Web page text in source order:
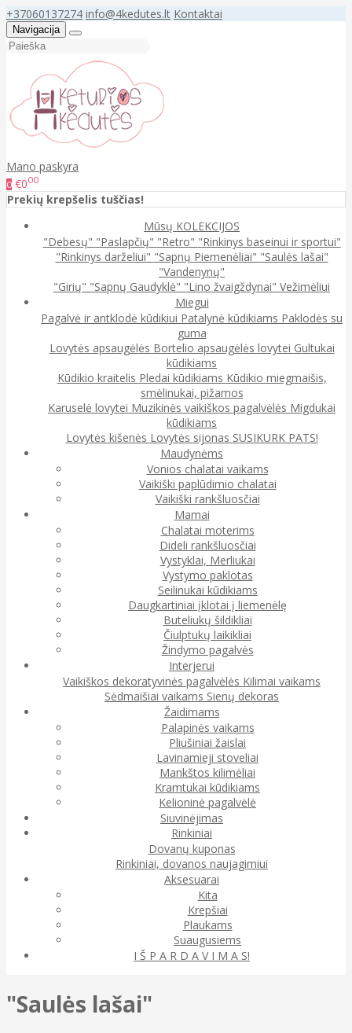
+37060137274 info@4kedutes.lt Kontaktai
Navigacija
Mano paskyra
0 €000
Prekių krepšelis tuščias!
Mūsų KOLEKCIJOS
"Debesų" "Paslapčių" "Retro" "Rinkinys baseinui ir sportui"
"Rinkinys darželiui" "Sapnų Piemenėliai" "Saulės lašai"
"Vandenynų"
"Girių" "Sapnų Gaudyklė" "Lino žvaigždynai" Vežimėliui
Miegui
Pagalvė ir antklodė kūdikiui Patalynė kūdikiams Paklodės su
guma
Lovytės apsaugėlės Bortelio apsaugėlės lovytei Gultukai
kūdikiams
Kūdikio kraitelis Pledai kūdikiams Kūdikio miegmaišis,
smėlinukai, pižamos
Karuselė lovytei Muzikinės vaikiškos pagalvėlės Migdukai
kūdikiams
Lovytės kišenės Lovytės sijonas SUSIKURK PATS!
Maudynėms
Vonios chalatai vaikams
Vaikiški paplūdimio chalatai
Vaikiški rankšluosčiai
Mamai
Chalatai moterims
Dideli rankšluosčiai
Vystyklai, Merliukai
Vystymo paklotas
Seilinukai kūdikiams
Daugkartiniai įklotai į liemenėlę
Buteliukų šildikliai
Čiulptukų laikikliai
Žindymo pagalvės
Interjerui
Vaikiškos dekoratyvinės pagalvėlės Kilimai vaikams
Sėdmaišiai vaikams Sienų dekoras
Žaidimams
Palapinės vaikams
Pliušiniai žaislai
Lavinamieji stoveliai
Mankštos kilimėliai
Kramtukai kūdikiams
Kelioninė pagalvėlė
Siuvinėjimas
Rinkiniai
Dovanų kuponas
Rinkiniai, dovanos naujagimiui
Aksesuarai
Kita
Krepšiai
Plaukams
Suaugusiems
I Š P A R D A V I M A S!
"Saulės lašai"